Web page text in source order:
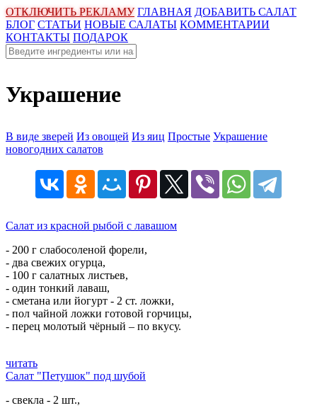
ОТКЛЮЧИТЬ РЕКЛАМУ ГЛАВНАЯ ДОБАВИТЬ САЛАТ
БЛОГ СТАТЬИ НОВЫЕ САЛАТЫ КОММЕНТАРИИ
КОНТАКТЫ ПОДАРОК
Украшение
В виде зверей Из овощей Из яиц Простые Украшение
новогодних салатов
Салат из красной рыбой с лавашом
- 200 г слабосоленой форели,
- два свежих огурца,
- 100 г салатных листьев,
- один тонкий лаваш,
- сметана или йогурт - 2 ст. ложки,
- пол чайной ложки готовой горчицы,
- перец молотый чёрный – по вкусу.
читать
Салат "Петушок" под шубой
- свекла - 2 шт.,